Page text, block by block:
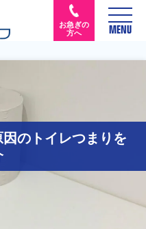
お急ぎの
方へ
MENU
のトイレつまりを